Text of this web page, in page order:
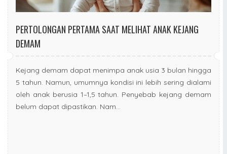
PERTOLONGAN PERTAMA SAAT MELIHAT ANAK KEJANG
DEMAM
Kejang demam dapat menimpa anak usia 3 bulan hingga
5 tahun. Namun, umumnya kondisi ini lebih sering dialami
oleh anak berusia 1–1,5 tahun. Penyebab kejang demam
belum dapat dipastikan. Nam...